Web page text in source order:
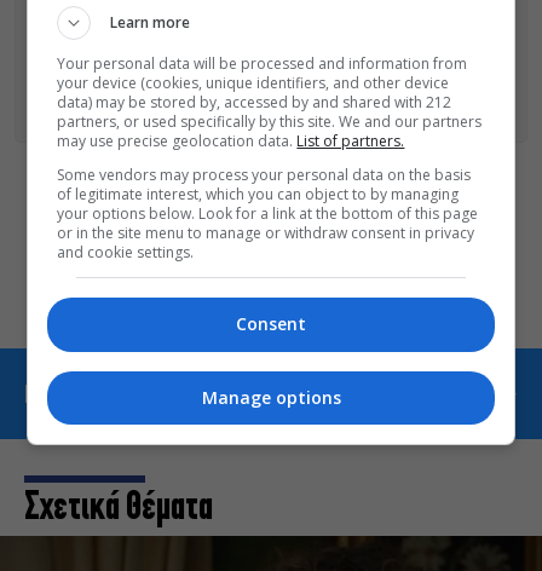
ΑΚΟΛΟΥΘΗΣΤΕ ΤΟMONOPOLI.GR ΣΤΟ GOOGLE NEWS
ΟΛΕΣ ΤΙΣ ΕΙΔΗΣΕΙΣ ΤΗΣ ΗΜΕΡΑΣ
Οι «Τρωάδες» στην Επίδαυρο
αλλάζουν την αντίληψη για
ΠΕΡΙΣΣΟΤΕΡΑ ΑΠΟ SHOWBIZ
Σχετικά Θέματα
Learn more
Your personal data will be processed and information from
your device (cookies, unique identifiers, and other device
data) may be stored by, accessed by and shared with 212
partners, or used specifically by this site. We and our partners
may use precise geolocation data. List of partners.
Some vendors may process your personal data on the basis
of legitimate interest, which you can object to by managing
your options below. Look for a link at the bottom of this page
or in the site menu to manage or withdraw consent in privacy
and cookie settings.
Consent
Manage options